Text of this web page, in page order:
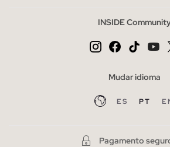
INSIDE
Mudar idioma
ES PT
Pagamento